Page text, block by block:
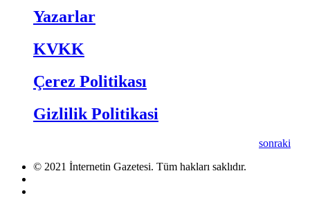
Yazarlar
KVKK
Çerez Politikası
Gizlilik Politikasi
sonraki
© 2021 İnternetin Gazetesi. Tüm hakları saklıdır.